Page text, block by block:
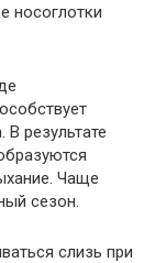
носоглотки
результате
Чаще
сезон.
слизь при